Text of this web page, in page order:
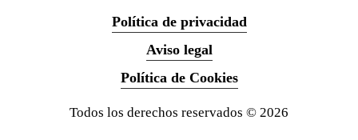
Política de privacidad
Aviso legal
Política de Cookies
Todos los derechos reservados © 2026